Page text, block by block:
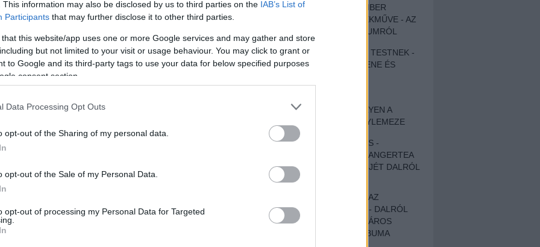
This information may also be disclosed by us to third parties on the IAB’s List of
Participants that may further disclose it to other third parties.
that this website/app uses one or more Google services and may gather and store
but not limited to your visit or usage behaviour. You may click to grant or
to Google and its third-party tags to use your data for below specified purposes
consent section.
Data Processing Opt Outs
opt-out of the Sharing of my personal data.
opt-out of the Sale of my Personal Data.
opt-out of processing my Personal Data for Targeted
EGY DÜHÖS VÉNEMBER
UNIVERZÁLIS REMEKMŰVE - AZ
ÚJ BOB DYLAN-ALBUMRÓL
ZENE LÉLEKNEK ÉS TESTNEK -
AUTENTIKUS NÉPZENE ÉS
SZOMORKODÁS - ILYEN A
KATATONIA ÚJ NAGYLEMEZE
CROCODILE NERVES -
HALLGASD MEG AZ ANGERTEA
MA MEGJELENT EP-JÉT DALRÓL
DALRA!
A FELELŐSSÉGTŐL AZ
ELLOPOTT FÖLDIG - DALRÓL
DALRA A KÉPZELT VÁROS
SAMIZDAT CÍMŰ ALBUMA